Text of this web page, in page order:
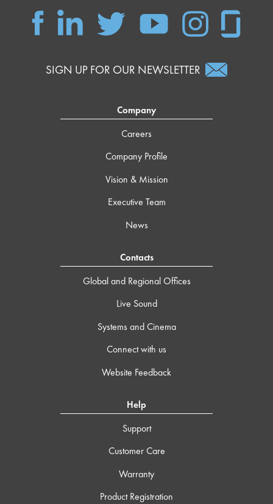
SIGN UP FOR OUR NEWSLETTER
Company
Careers
Company Profile
Vision & Mission
Executive Team
News
Contacts
Global and Regional Offices
Live Sound
Systems and Cinema
Connect with us
Website Feedback
Help
Support
Customer Care
Warranty
Product Registration